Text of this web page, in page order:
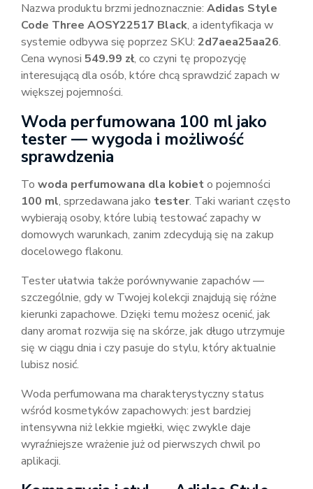
Nazwa produktu brzmi jednoznacznie: Adidas Style
Code Three AOSY22517 Black, a identyfikacja w
systemie odbywa się poprzez SKU: 2d7aea25aa26.
Cena wynosi 549.99 zł, co czyni tę propozycję
interesującą dla osób, które chcą sprawdzić zapach w
większej pojemności.
Woda perfumowana 100 ml jako
tester — wygoda i możliwość
sprawdzenia
To woda perfumowana dla kobieto pojemności
100 ml, sprzedawana jako tester. Taki wariant często
wybierają osoby, które lubią testować zapachy w
domowych warunkach, zanim zdecydują się na zakup
docelowego flakonu.
Tester ułatwia także porównywanie zapachów —
szczególnie, gdy w Twojej kolekcji znajdują się różne
kierunki zapachowe. Dzięki temu możesz ocenić, jak
dany aromat rozwija się na skórze, jak długo utrzymuje
się w ciągu dnia i czy pasuje do stylu, który aktualnie
lubisz nosić.
Woda perfumowana ma charakterystyczny status
wśród kosmetyków zapachowych: jest bardziej
intensywna niż lekkie mgiełki, więc zwykle daje
wyraźniejsze wrażenie już od pierwszych chwil po
aplikacji.